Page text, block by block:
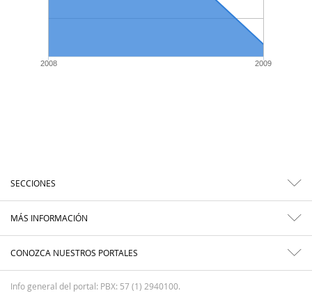
2008 2009
SECCIONES
MÁS INFORMACIÓN
CONOZCA NUESTROS PORTALES
Info general del portal: PBX: 57 (1) 2940100.